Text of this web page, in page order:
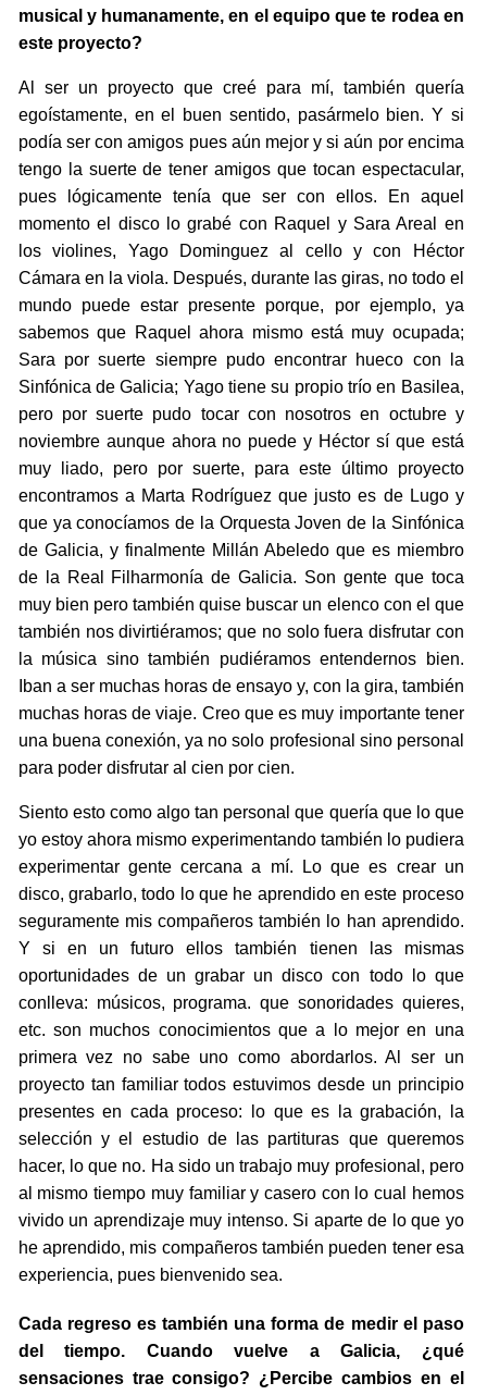
musical y humanamente, en el equipo que te rodea en
este proyecto?
Al ser un proyecto que creé para mí, también quería
egoístamente, en el buen sentido, pasármelo bien. Y si
podía ser con amigos pues aún mejor y si aún por encima
tengo la suerte de tener amigos que tocan espectacular,
pues lógicamente tenía que ser con ellos. En aquel
momento el disco lo grabé con Raquel y Sara Areal en
los violines, Yago Dominguez al cello y con Héctor
Cámara en la viola. Después, durante las giras, no todo el
mundo puede estar presente porque, por ejemplo, ya
sabemos que Raquel ahora mismo está muy ocupada;
Sara por suerte siempre pudo encontrar hueco con la
Sinfónica de Galicia; Yago tiene su propio trío en Basilea,
pero por suerte pudo tocar con nosotros en octubre y
noviembre aunque ahora no puede y Héctor sí que está
muy liado, pero por suerte, para este último proyecto
encontramos a Marta Rodríguez que justo es de Lugo y
que ya conocíamos de la Orquesta Joven de la Sinfónica
de Galicia, y finalmente Millán Abeledo que es miembro
de la Real Filharmonía de Galicia. Son gente que toca
muy bien pero también quise buscar un elenco con el que
también nos divirtiéramos; que no solo fuera disfrutar con
la música sino también pudiéramos entendernos bien.
Iban a ser muchas horas de ensayo y, con la gira, también
muchas horas de viaje. Creo que es muy importante tener
una buena conexión, ya no solo profesional sino personal
para poder disfrutar al cien por cien.
Siento esto como algo tan personal que quería que lo que
yo estoy ahora mismo experimentando también lo pudiera
experimentar gente cercana a mí. Lo que es crear un
disco, grabarlo, todo lo que he aprendido en este proceso
seguramente mis compañeros también lo han aprendido.
Y si en un futuro ellos también tienen las mismas
oportunidades de un grabar un disco con todo lo que
conlleva: músicos, programa. que sonoridades quieres,
etc. son muchos conocimientos que a lo mejor en una
primera vez no sabe uno como abordarlos. Al ser un
proyecto tan familiar todos estuvimos desde un principio
presentes en cada proceso: lo que es la grabación, la
selección y el estudio de las partituras que queremos
hacer, lo que no. Ha sido un trabajo muy profesional, pero
al mismo tiempo muy familiar y casero con lo cual hemos
vivido un aprendizaje muy intenso. Si aparte de lo que yo
he aprendido, mis compañeros también pueden tener esa
experiencia, pues bienvenido sea.
Cada regreso es también una forma de medir el paso
del tiempo. Cuando vuelve a Galicia, ¿qué
sensaciones trae consigo? ¿Percibe cambios en el